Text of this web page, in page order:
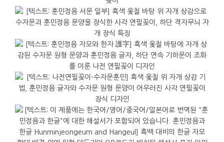
자연스럽게 표현하며, 단순한 장식을 넘어 의미 있는
상징을 전달합니다. 연필과 펜, 가위 같은 소품을
한곳에 정리하기 좋아 업무 공간을 단정하게 정돈하는
데 실질적인 도움이 됩니다.
격식이 필요한 자리에서 무난하게 어울나는
선물입니다. 상자를 열었을 때 자개의 빛이 먼저 눈에
들어오고, 정교한 마감이 자연스럽게 신뢰감을
더합니다. 해외 거래처 미팅, 임원 승진, 감사 인사 또는
집들이 선물로도 고급스러운 인상을 남기며, 용도가
분명하여 받는 이가 두는 곳을 고민하지 않아도